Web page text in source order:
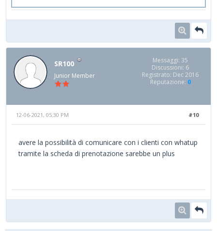
SR100
Junior Member
Messaggi: 35
Discussioni: 6
Registrato: Dec 2016
Reputazione: 0
#10
12-06-2021, 05:30 PM
avere la possibilità di comunicare con i clienti con whatup
tramite la scheda di prenotazione sarebbe un plus